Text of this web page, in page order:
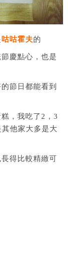
咕咕霍夫的
慶點心，也是
節日都能看到
，我吃了2，3
他家大多是大
得比較精緻可